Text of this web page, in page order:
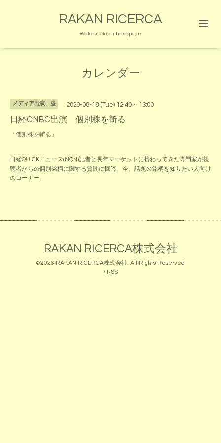
RAKAN RICERCA
Welcome to our homepage
カレンダー
メディア出演 昼 2020-08-18 (Tue) 12:40～13:00
日経CNBC出演 個別株を斬る
「個別株を斬る」
日経QUICKニュース(NQN)記者と長年マーケットに携わってきた専門家が視
聴者からの個別銘柄に関する質問に回答。今、話題の銘柄を知りたい人向け
のコーナー。
RAKAN RICERCA株式会社
©2026 RAKAN RICERCA株式会社. All Rights Reserved.
/ RSS